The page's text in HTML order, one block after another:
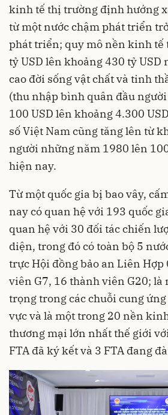
kinh tế thị trường định hướng
từ một nước chậm phát triển
phát triển; quy mô nền kinh tế
tỷ USD lên khoảng 430 tỷ USD
cao đời sống vật chất và tinh
(thu nhập bình quân đầu
100 USD lên khoảng 4.300
số Việt Nam cũng tăng lên từ
người những năm 1980 lên
hiện nay.
Từ một quốc gia bị bao vây,
nay có quan hệ với 193 quốc
quan hệ với 30 đối tác chiến
diện, trong đó có toàn bộ 5
trực Hội đồng bảo an Liên Hợp
viên G7, 16 thành viên G20; là
trọng trong các chuỗi cung
vực và là một trong 20 nền
thương mại lớn nhất thế giới
FTA đã ký kết và 3 FTA đang